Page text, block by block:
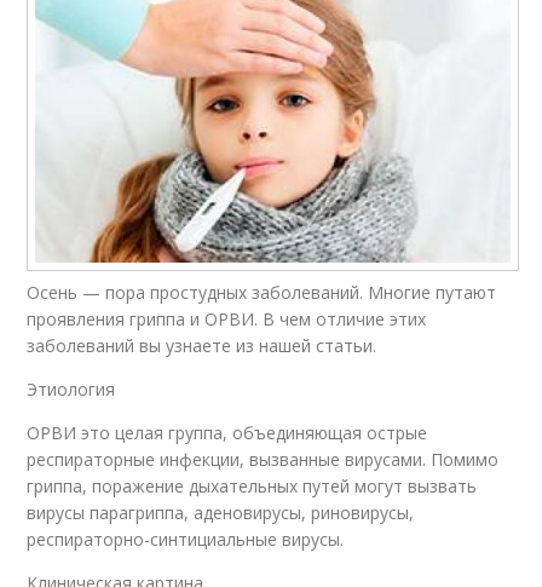
Осень — пора простудных заболеваний. Многие путают
проявления гриппа и ОРВИ. В чем отличие этих
заболеваний вы узнаете из нашей статьи.
Этиология
ОРВИ это целая группа, объединяющая острые
респираторные инфекции, вызванные вирусами. Помимо
гриппа, поражение дыхательных путей могут вызвать
вирусы парагриппа, аденовирусы, риновирусы,
респираторно-синтициальные вирусы.